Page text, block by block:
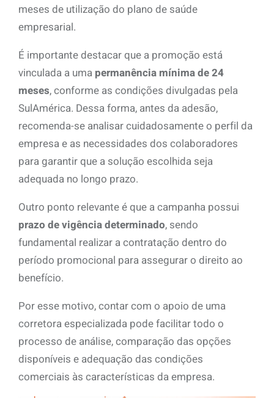
meses de utilização do plano de saúde
empresarial.
É importante destacar que a promoção está
vinculada a uma permanência mínima de 24
meses, conforme as condições divulgadas pela
SulAmérica. Dessa forma, antes da adesão,
recomenda-se analisar cuidadosamente o perfil da
empresa e as necessidades dos colaboradores
para garantir que a solução escolhida seja
adequada no longo prazo.
Outro ponto relevante é que a campanha possui
prazo de vigência determinado, sendo
fundamental realizar a contratação dentro do
período promocional para assegurar o direito ao
benefício.
Por esse motivo, contar com o apoio de uma
corretora especializada pode facilitar todo o
processo de análise, comparação das opções
disponíveis e adequação das condições
comerciais às características da empresa.